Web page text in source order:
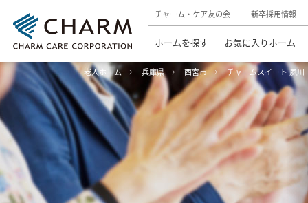
チャーム・ケア友の会 新卒採用情報
ホームを探す お気に入りホーム
老人ホーム 兵庫県 西宮市 チャームスイート 夙川